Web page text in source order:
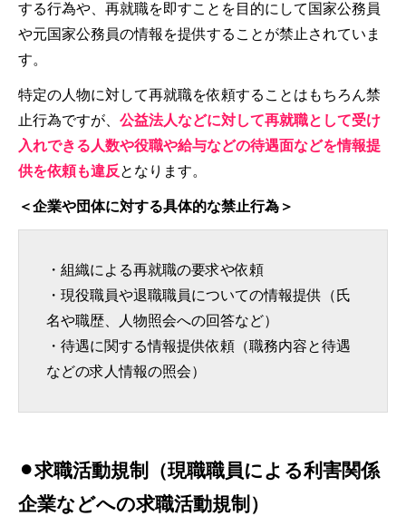
する行為や、再就職を即すことを目的にして国家公務員
や元国家公務員の情報を提供することが禁止されていま
す。
特定の人物に対して再就職を依頼することはもちろん禁
止行為ですが、 公益法人などに対して再就職として受け
入れできる人数や役職や給与などの待遇面などを情報提
供を依頼も違反となります。
＜企業や団体に対する具体的な禁止行為＞
・組織による再就職の要求や依頼
・現役職員や退職職員についての情報提供（氏
名や職歴、人物照会への回答など）
・待遇に関する情報提供依頼（職務内容と待遇
などの求人情報の照会）
⚫︎求職活動規制（現職職員による利害関係
企業などへの求職活動規制）